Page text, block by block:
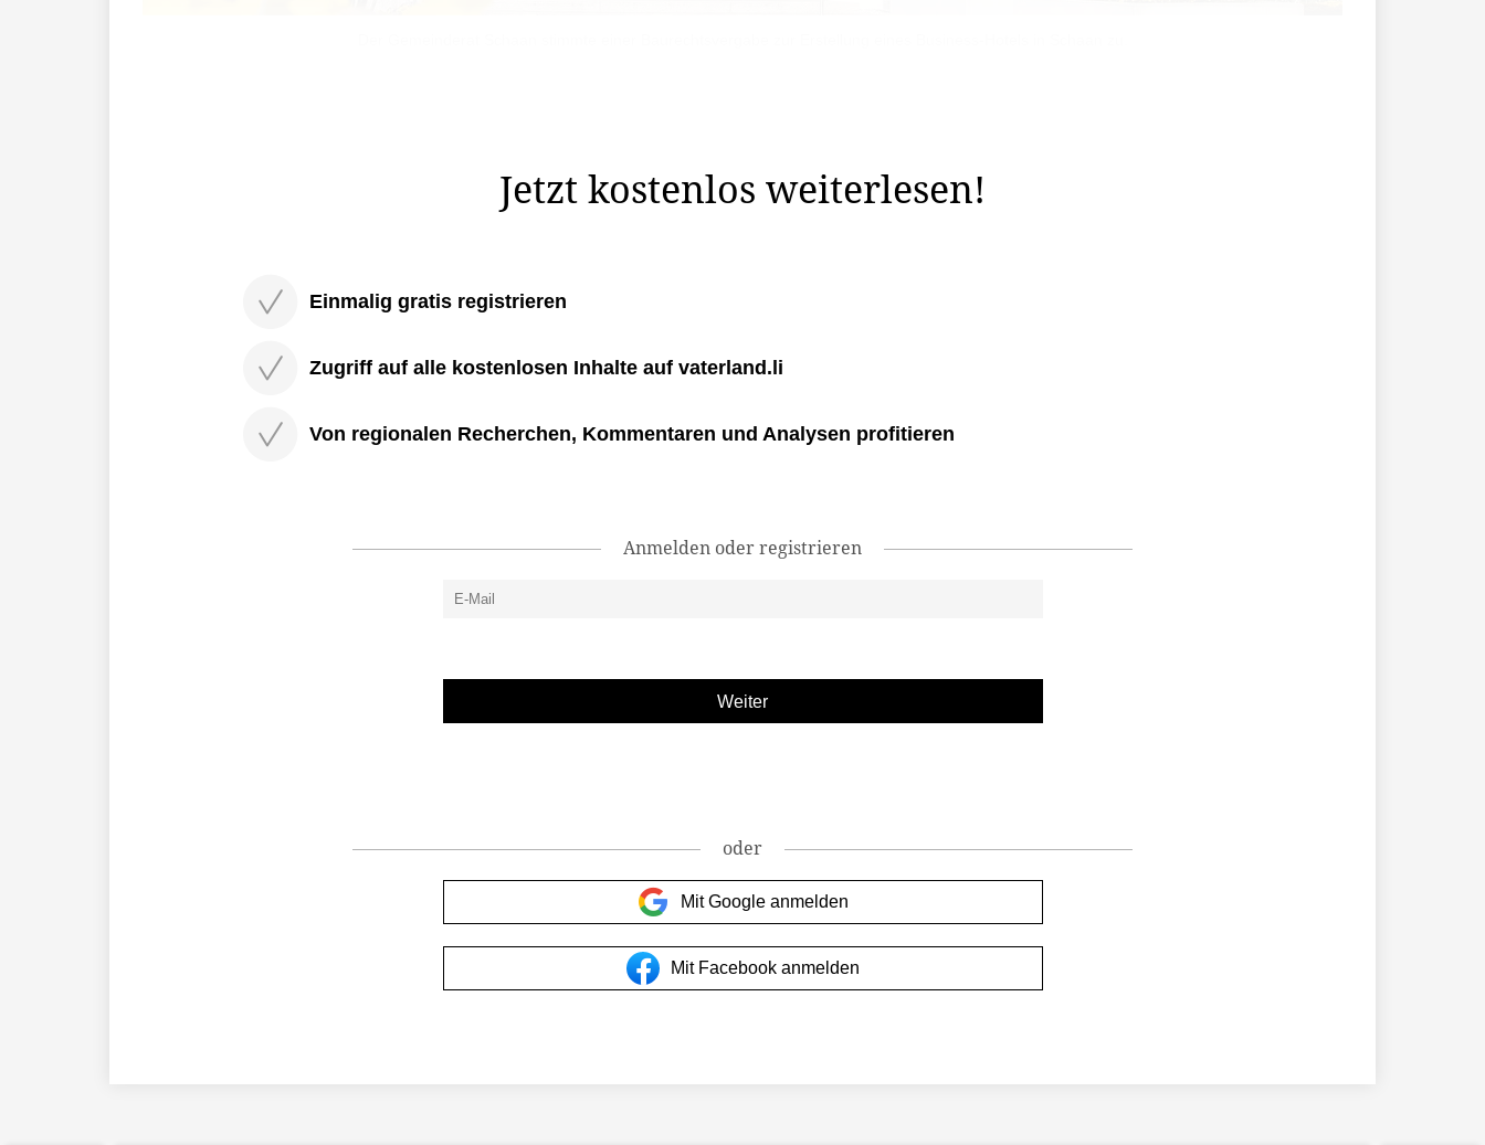
Jetzt kostenlos weiterlesen!
Einmalig gratis registrieren
Zugriff auf alle kostenlosen Inhalte auf vaterland.li
Von regionalen Recherchen, Kommentaren und Analysen profitieren
Anmelden oder registrieren
oder
Mit Google anmelden
Mit Facebook anmelden